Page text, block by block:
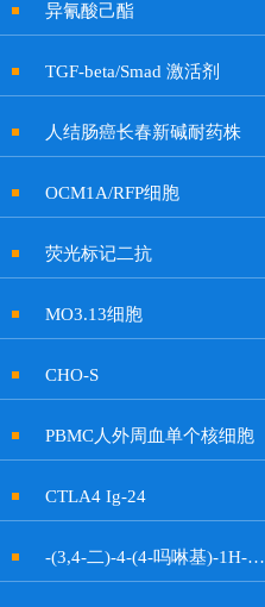
异氰酸己酯
TGF-beta/Smad 激活剂
人结肠癌长春新碱耐药株
OCM1A/RFP细胞
荧光标记二抗
MO3.13细胞
CHO-S
PBMC人外周血单个核细胞
CTLA4 Ig-24
-(3,4-二)-4-(4-吗啉基)-1H-吡咯-2,5-二酮